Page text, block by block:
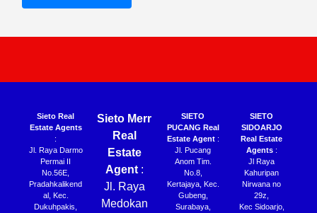
Sieto Real
Estate Agents
:
Jl. Raya Darmo
Permai II
No.56E,
Pradahkalikend
al, Kec.
Dukuhpakis,
Sieto Merr
Real
Estate
Agent:
Jl. Raya
Medokan
SIETO
PUCANG Real
Estate Agent:
Jl. Pucang
Anom Tim.
No.8,
Kertajaya, Kec.
Gubeng,
Surabaya,
SIETO
SIDOARJO
Real Estate
Agents:
Jl Raya
Kahuripan
Nirwana no
29z,
Kec Sidoarjo,